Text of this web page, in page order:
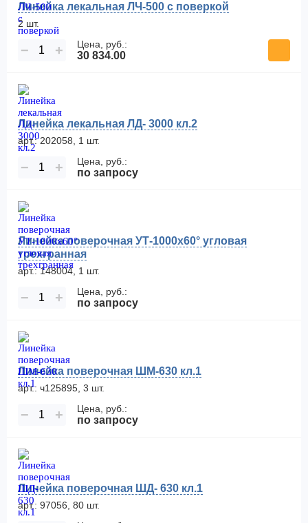
Линейка лекальная ЛЧ-500 с поверкой
2 шт.
− + Цена, руб.:
30 834.00
Линейка лекальная ЛД- 3000 кл.2
арт.: 202058, 1 шт.
− + Цена, руб.:
по запросу
Линейка поверочная УТ-1000х60° угловая
трехгранная
арт.: 148004, 1 шт.
− + Цена, руб.:
по запросу
Линейка поверочная ШМ-630 кл.1
арт.: ч125895, 3 шт.
− + Цена, руб.:
по запросу
Линейка поверочная ШД- 630 кл.1
арт.: 97056, 80 шт.